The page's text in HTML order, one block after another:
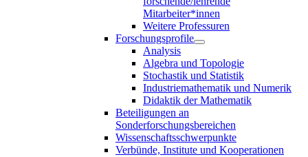
Mitarbeiter*innen
Weitere Professuren
Forschungsprofile
Analysis
Algebra und Topologie
Stochastik und Statistik
Industriemathematik und Numerik
Didaktik der Mathematik
Beteiligungen an
Sonderforschungsbereichen
Wissenschaftsschwerpunkte
Verbünde, Institute und Kooperationen